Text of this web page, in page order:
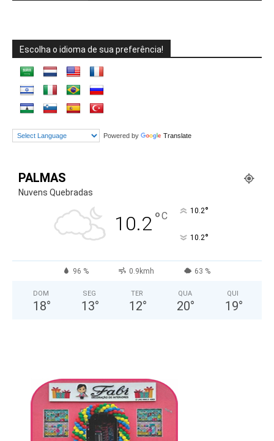
Escolha o idioma de sua preferência!
Powered by Translate
PALMAS
Nuvens Quebradas
10.2°C 10.2°
10.2°
96 % 0.9kmh 63 %
DOM
18°
SEG
13°
TER
12°
QUA
20°
QUI
19°